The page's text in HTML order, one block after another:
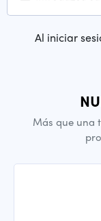
Al iniciar
Más que una